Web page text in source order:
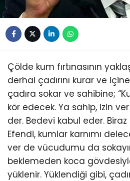
Çölde kum fırtınasının
derhal çadırını kurar ve
çadıra sokar ve sahibine;
kör edecek. Ya sahip, izin ver
der. Bedevi kabul eder.
Efendi, kumlar karnımı
ver de vücudumu da
beklemeden koca
yüklenir. Yüklendiği gibi,